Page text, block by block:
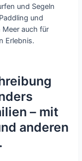
und Segeln
und
auch für
Erlebnis.
– mit
anderen